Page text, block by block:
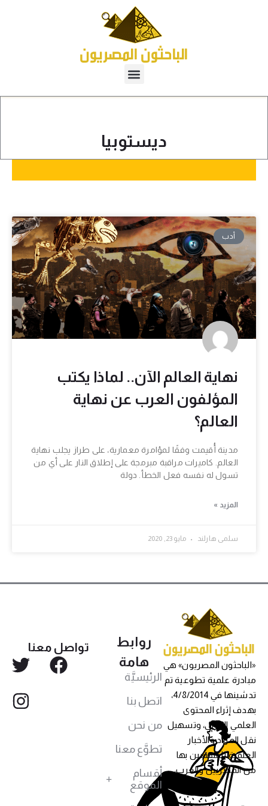
ديستوبيا
أدب
نهاية العالم الآن.. لماذا يكتب
المؤلفون العرب عن نهاية
العالم؟
مدينة أُقيمت وفقًا لمؤامرة معمارية، على طراز يجلب نهاية
العالم. كاميرات مراقبة مبرمجة على إطلاق النار على أي من
تسول له نفسه فعل الخطأ. دولة
المزيد »
سلمى هارلند مايو 23, 2020
«الباحثون المصريون» هي
مبادرة علمية تطوعية تم
تدشينها في 4/8/2014،
بهدف إثراء المحتوى
العلمي العربي، وتسهيل
نقل المواد والأخبار
العلمية للمهتمين بها
من المصريين والعرب،
روابط
هامة
الرئيسيَّة
اتصل بنا
من نحن
تطوَّع معنا
أقسام
الموقع
تواصل معنا